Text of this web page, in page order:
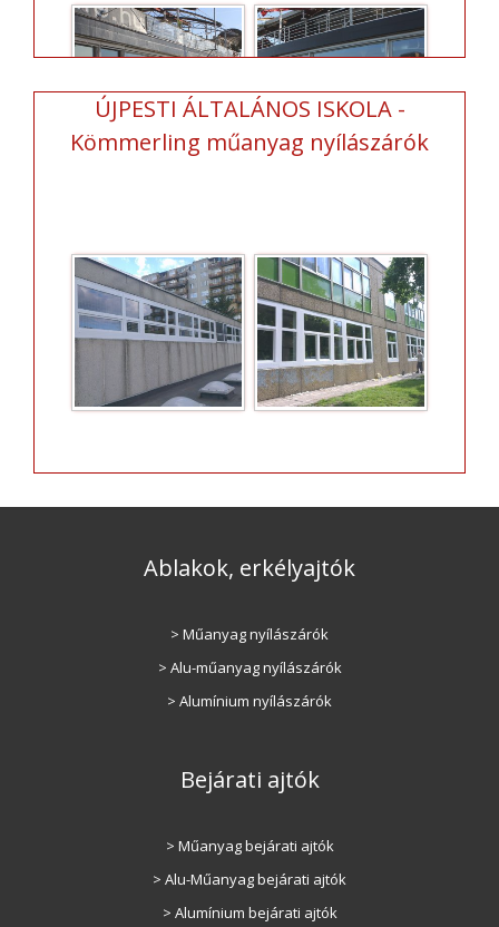
ÚJPESTI ÁLTALÁNOS ISKOLA -
Kömmerling műanyag nyílászárók
Ablakok, erkélyajtók
> Műanyag nyílászárók
> Alu-műanyag nyílászárók
> Alumínium nyílászárók
Bejárati ajtók
> Műanyag bejárati ajtók
> Alu-Műanyag bejárati ajtók
> Alumínium bejárati ajtók